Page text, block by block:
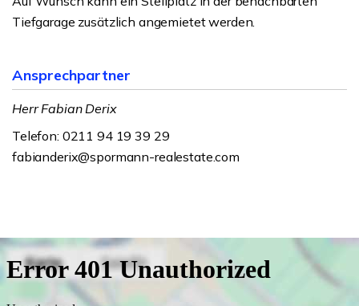
Tiefgarage zusätzlich angemietet werden.
Ansprechpartner
Herr Fabian Derix
Telefon: 0211 94 19 39 29
fabianderix@spormann-realestate.com